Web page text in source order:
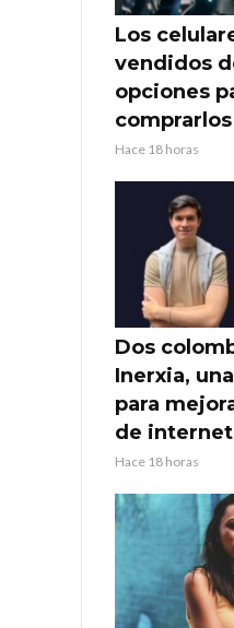
Los
vendidos
opciones
Hace 18 horas
Dos
Inerxia,
para
de internet
Hace 18 horas